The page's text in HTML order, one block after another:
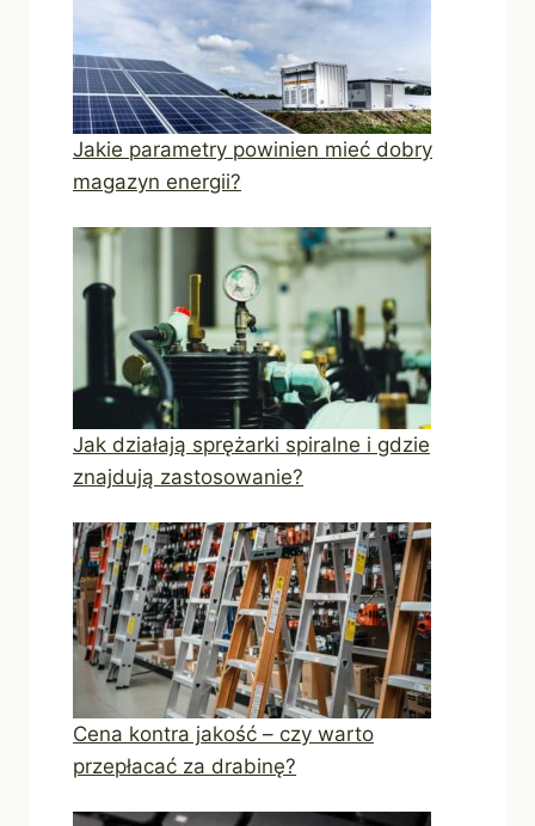
Jakie parametry powinien mieć dobry
magazyn energii?
Jak działają sprężarki spiralne i gdzie
znajdują zastosowanie?
Cena kontra jakość – czy warto
przepłacać za drabinę?